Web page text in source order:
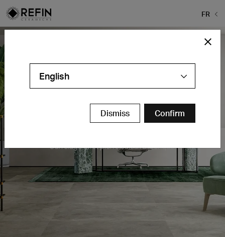
FR
Carrelage effet pierre calcaire ibérique
English
Dismiss Confirm